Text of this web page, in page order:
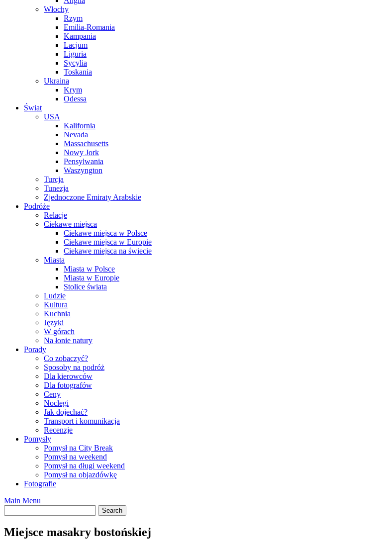
Włochy
Rzym
Emilia-Romania
Kampania
Lacjum
Liguria
Sycylia
Toskania
Ukraina
Krym
Odessa
Świat
USA
Kalifornia
Nevada
Massachusetts
Nowy Jork
Pensylwania
Waszyngton
Turcja
Tunezja
Zjednoczone Emiraty Arabskie
Podróże
Relacje
Ciekawe miejsca
Ciekawe miejsca w Polsce
Ciekawe miejsca w Europie
Ciekawe miejsca na świecie
Miasta
Miasta w Polsce
Miasta w Europie
Stolice świata
Ludzie
Kultura
Kuchnia
Języki
W górach
Na łonie natury
Porady
Co zobaczyć?
Sposoby na podróż
Dla kierowców
Dla fotografów
Ceny
Noclegi
Jak dojechać?
Transport i komunikacja
Recenzje
Pomysły
Pomysł na City Break
Pomysł na weekend
Pomysł na długi weekend
Pomysł na objazdówkę
Fotografie
Main Menu
Miejsce masakry bostońskiej